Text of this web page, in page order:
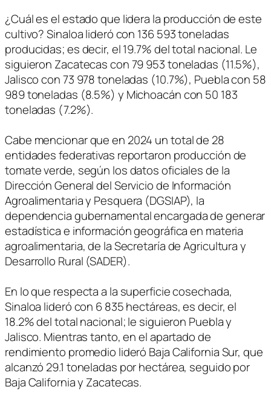
¿Cuál es el estado que lidera la producción de este
cultivo? Sinaloa lideró con 136 593 toneladas
producidas; es decir, el 19.7% del total nacional. Le
siguieron Zacatecas con 79 953 toneladas (11.5%),
Jalisco con 73 978 toneladas (10.7%), Puebla con 58
989 toneladas (8.5%) y Michoacán con 50 183
toneladas (7.2%).
Cabe mencionar que en 2024 un total de 28
entidades federativas reportaron producción de
tomate verde, según los datos oficiales de la
Dirección General del Servicio de Información
Agroalimentaria y Pesquera (DGSIAP), la
dependencia gubernamental encargada de generar
estadística e información geográfica en materia
agroalimentaria, de la Secretaría de Agricultura y
Desarrollo Rural (SADER).
En lo que respecta a la superficie cosechada,
Sinaloa lideró con 6 835 hectáreas, es decir, el
18.2% del total nacional; le siguieron Puebla y
Jalisco. Mientras tanto, en el apartado de
rendimiento promedio lideró Baja California Sur, que
alcanzó 29.1 toneladas por hectárea, seguido por
Baja California y Zacatecas.